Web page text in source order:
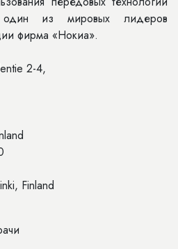
один из мировых лидеров
фирма «Нокиа».
2-4,
Finland